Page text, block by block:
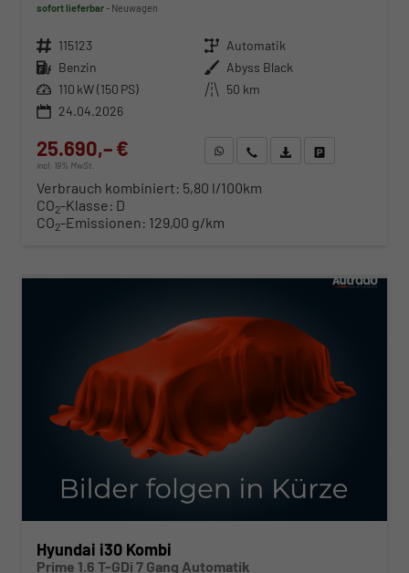
sofort lieferbar Neuwagen
Fahrzeugnr. 115123 Getriebe Automatik
Kraftstoff Benzin Außenfarbe Abyss Black
Leistung 110 kW (150 PS) Kilometerstand 50 km
24.04.2026
25.690,– €
incl. 19% MwSt.
WhatsApp anfragen
Wir rufen Sie anFahrzeugexposé (PDF)
Verbrauch kombiniert: 5,80 l/100km
CO2-Klasse: D
CO2-Emissionen: 129,00 g/km
Hyundai i30 Kombi
Prime 1.6 T-GDi 7 Gang Automatik